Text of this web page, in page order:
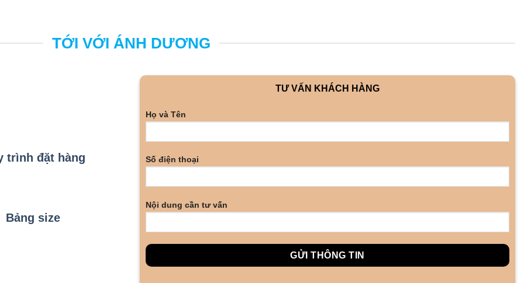
TỚI VỚI ÁNH DƯƠNG
trình đặt hàng
Bảng size
TƯ VẤN KHÁCH HÀNG
Họ và Tên
Số điện thoại
Nội dung cần tư vấn